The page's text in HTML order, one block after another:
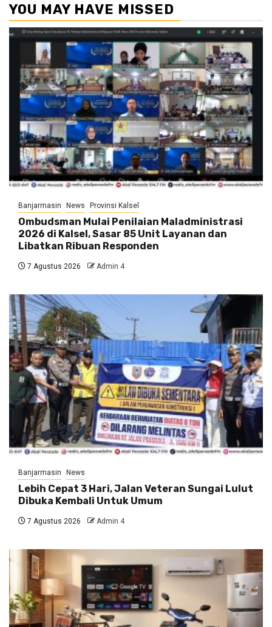
YOU MAY HAVE MISSED
Banjarmasin News Provinsi Kalsel
Ombudsman Mulai Penilaian Maladministrasi
2026 di Kalsel, Sasar 85 Unit Layanan dan
Libatkan Ribuan Responden
7 Agustus 2026 Admin 4
Banjarmasin News
Lebih Cepat 3 Hari, Jalan Veteran Sungai Lulut
Dibuka Kembali Untuk Umum
7 Agustus 2026 Admin 4